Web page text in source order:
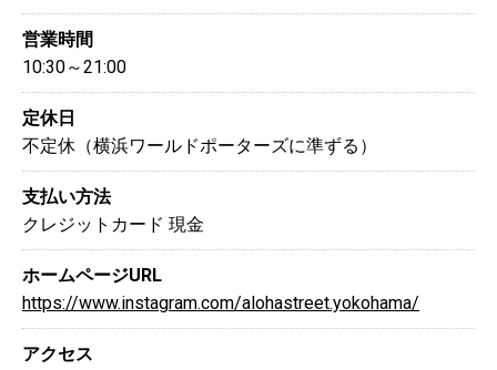
営業時間
10:30～21:00
定休日
不定休（横浜ワールドポーターズに準ずる）
支払い方法
クレジットカード 現金
ホームページURL
https://www.instagram.com/alohastreet.yokohama/
アクセス